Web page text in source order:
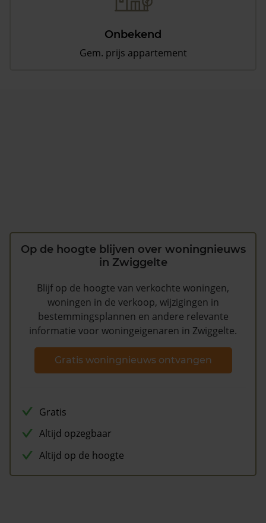
Onbekend
Gem. prijs appartement
Op de hoogte blijven over woningnieuws
in Zwiggelte
Blijf op de hoogte van verkochte woningen,
woningen in de verkoop, wijzigingen in
bestemmingsplannen en andere relevante
informatie voor woningeigenaren in Zwiggelte.
Gratis woningnieuws ontvangen
Gratis
Altijd opzegbaar
Altijd op de hoogte